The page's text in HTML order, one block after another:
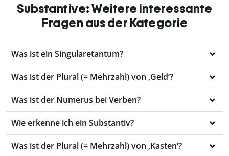
Substantive: Weitere interessante
Fragen aus der Kategorie
Was ist ein Singularetantum?
Was ist der Plural (= Mehrzahl) von ‚Geld‘?
Was ist der Numerus bei Verben?
Wie erkenne ich ein Substantiv?
Was ist der Plural (= Mehrzahl) von ‚Kasten‘?